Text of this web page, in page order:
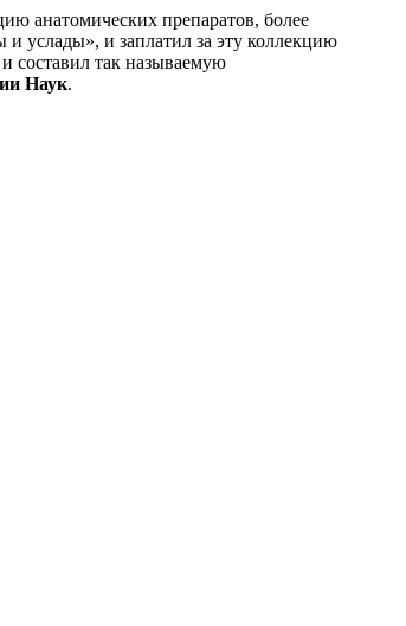
анатомических препаратов, более
и услады», и заплатил за эту коллекцию
составил так называемую
Наук.